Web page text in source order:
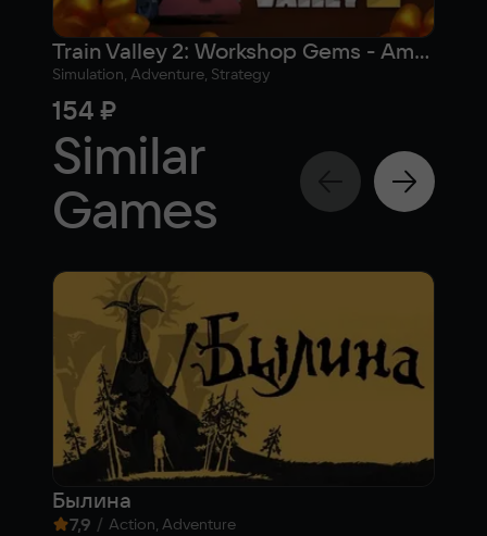
Train Valley 2: Workshop Gems - Amber
Simulation, Adventure, Strategy
154 ₽
Similar
Games
Былина
7,9 / Action, Adventure